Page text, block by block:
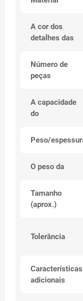
A cor dos
detalhes das
Número de
peças
A capacidade
do
Peso/
O peso da
Tamanho
(aprox.)
Tolerância
Características
adicionais